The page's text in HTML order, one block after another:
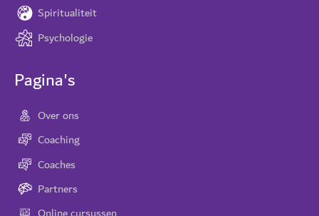
Spiritualiteit
Psychologie
Pagina's
Over ons
Coaching
Coaches
Partners